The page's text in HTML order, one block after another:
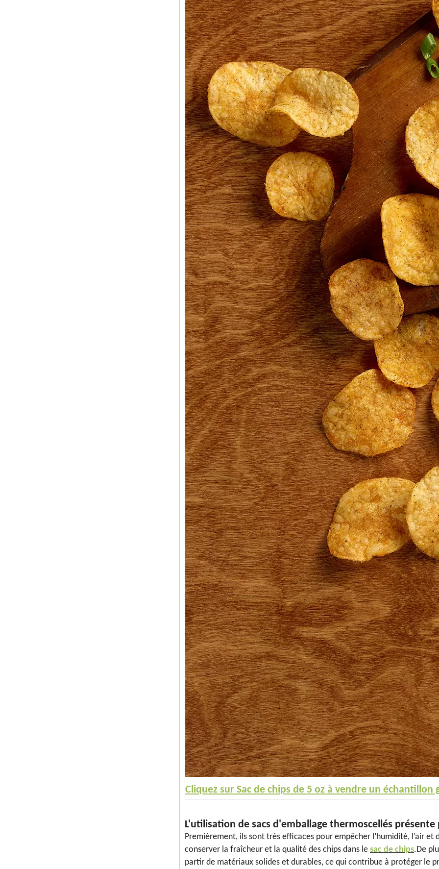
Cliquez sur Sac de chips de 5 oz à vendre un échantillon
L'utilisation de sacs d'emballage thermoscellés présente
Premièrement, ils sont très efficaces pour empêcher l’humidité, l’air et
conserver la fraîcheur et la qualité des chips dans le sac de chips.De
partir de matériaux solides et durables, ce qui contribue à protéger le